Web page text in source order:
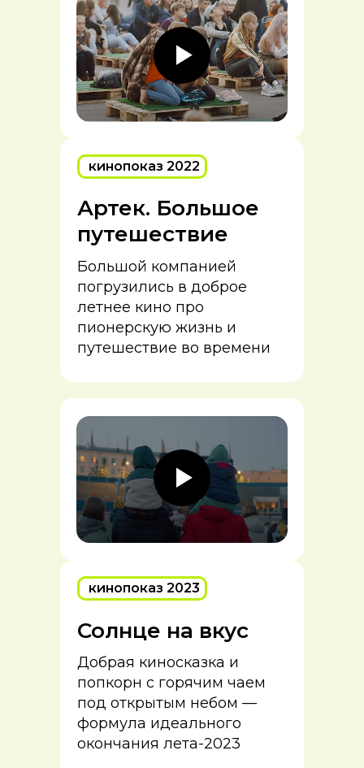
Артек. Большое
путешествие
Большой компанией
погрузились в доброе
летнее кино про
пионерскую жизнь и
путешествие во времени
Солнце на вкус
Добрая киносказка и
попкорн с горячим чаем
под открытым небом —
формула идеального
окончания лета-2023
кинопоказ 2023
кинопоказ 2022